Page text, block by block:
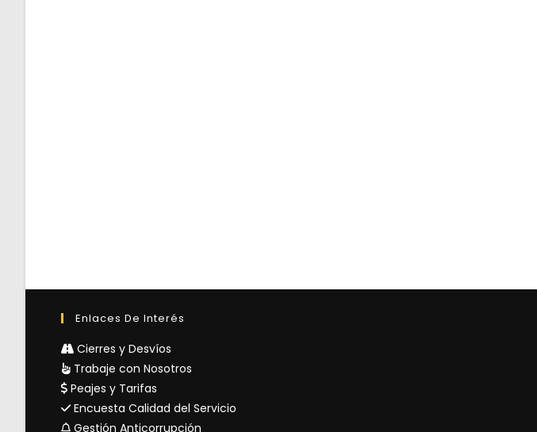
Enlaces De Interés
Cierres y Desvíos
Trabaje con Nosotros
Peajes y Tarifas
Encuesta Calidad del Servicio
Gestión Anticorrupción